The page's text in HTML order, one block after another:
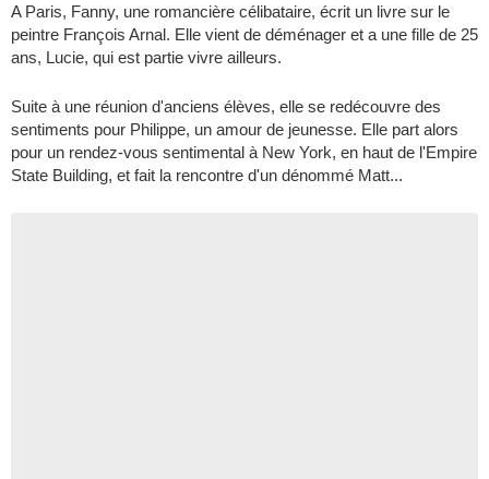
A Paris, Fanny, une romancière célibataire, écrit un livre sur le
peintre François Arnal. Elle vient de déménager et a une fille de 25
ans, Lucie, qui est partie vivre ailleurs.
Suite à une réunion d'anciens élèves, elle se redécouvre des
sentiments pour Philippe, un amour de jeunesse. Elle part alors
pour un rendez-vous sentimental à New York, en haut de l'Empire
State Building, et fait la rencontre d'un dénommé Matt...